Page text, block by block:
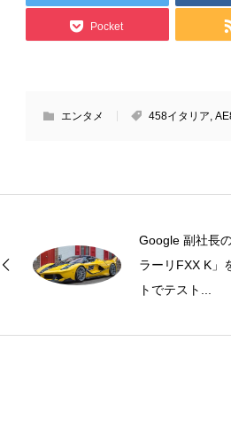
Pocket
エンタメ 458イタリア,
Google 副社長
ラーリFXX K」
トでテスト...